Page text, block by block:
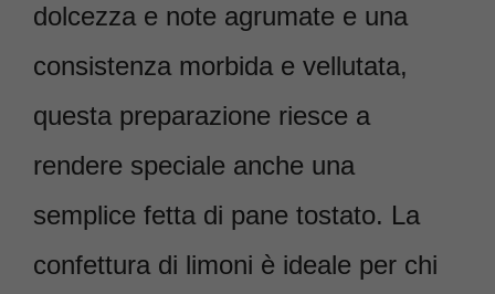
dolcezza e note agrumate e una
consistenza morbida e vellutata,
questa preparazione riesce a
rendere speciale anche una
semplice fetta di pane tostato. La
confettura di limoni è ideale per chi